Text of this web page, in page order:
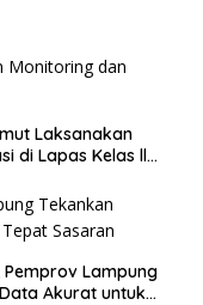
Laksanakan
di Lapas Kelas ll
Pemprov Lampung
Akurat untuk